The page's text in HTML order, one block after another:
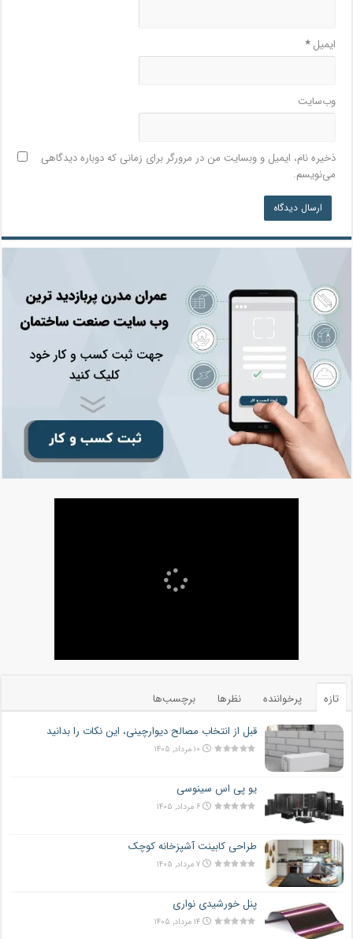
ایمیل*
وب‌سایت
ذخیره نام، ایمیل و وبسایت من در مرورگر برای زمانی که دوباره دیدگاهی
می‌نویسم.
تازه پرخواننده نظرها
برچسب‌ها
قبل از انتخاب مصالح دیوارچینی، این نکات را بدانید
۱۰ مرداد, ۱۴۰۵
یو پی اس سینوسی
۶ مرداد, ۱۴۰۵
طراحی کابینت آشپزخانه کوچک
۷ مرداد, ۱۴۰۵
پنل خورشیدی نواری
۱۴ مرداد, ۱۴۰۵